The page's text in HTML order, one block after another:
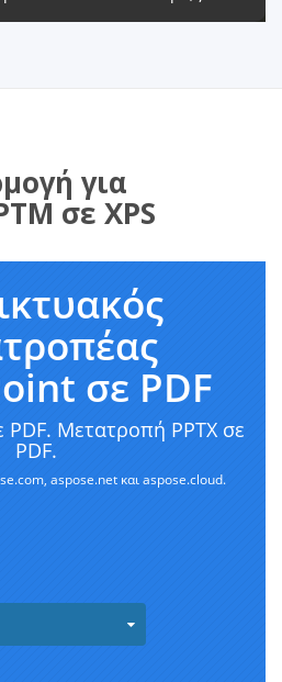
για
σε XPS